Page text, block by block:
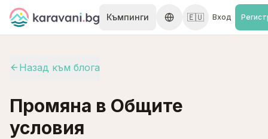
Skip to content
Къмпинги 🇪🇺 Вход
Назад към блога
Промяна в Общите
условия